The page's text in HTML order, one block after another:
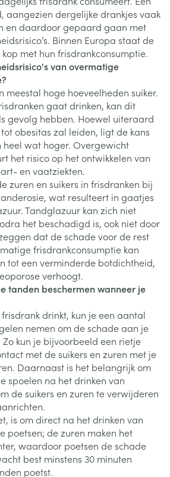
aangezien dergelijke drankjes vaak
en daardoor gepaard gaan met
Binnen Europa staat de
met hun frisdrankconsumptie.
van overmatige
meestal hoge hoeveelheden suiker.
gaat drinken, kan dit
gevolg hebben. Hoewel uiteraard
obesitas zal leiden, ligt de kans
wat hoger. Overgewicht
het risico op het ontwikkelen van
en vaatziekten.
zuren en suikers in frisdranken bij
wat resulteert in gaatjes
Tandglazuur kan zich niet
het beschadigd is, ook niet door
dat de schade voor de rest
frisdrankconsumptie kan
tot een verminderde botdichtheid,
verhoogt.
tanden beschermen wanneer je
drinkt, kun je een aantal
nemen om de schade aan je
kun je bijvoorbeeld een rietje
met de suikers en zuren met je
Daarnaast is het belangrijk om
spoelen na het drinken van
de suikers en zuren te verwijderen
is om direct na het drinken van
poetsen; de zuren maken het
waardoor poetsen de schade
best minstens 30 minuten
poetst.